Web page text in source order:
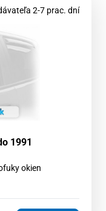
2-7 prac. dní
1991
okien